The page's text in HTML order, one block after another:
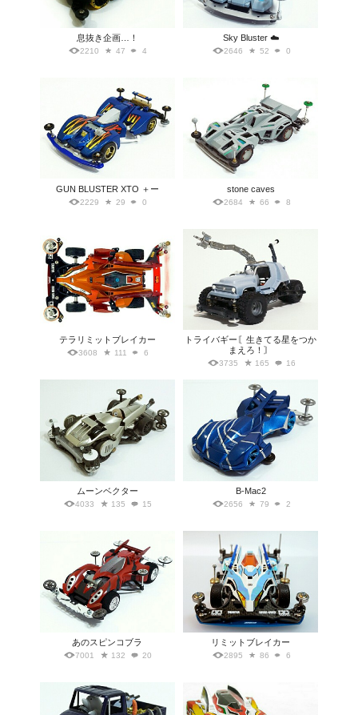
息抜き企画…！
2210 47 4
Sky Bluster ☁️
2646 52 0
GUN BLUSTER XTO ＋ー
2229 29 0
stone caves
2684 66 8
テラリミットブレイカー
3608 111 6
トライバギー〘生きてる星をつか
まえろ！〙
3735 165 16
ムーンベクター
4033 135 15
B-Mac2
2656 79 2
あのスピンコブラ
7001 132 20
リミットブレイカー
2895 86 6